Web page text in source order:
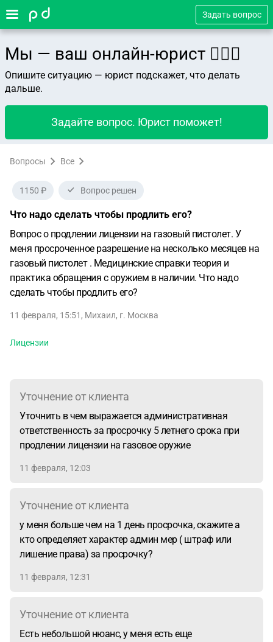
Задать вопрос
Мы — ваш онлайн-юрист 👨🏻‍⚖️
Опишите ситуацию — юрист подскажет, что делать
дальше.
Задайте вопрос. Юрист поможет!
Вопросы Все
1150 ₽ Вопрос решен
Что надо сделать чтобы продлить его?
Вопрос о продлении лицензии на газовый пистолет. У
меня просроченное разрешение на несколько месяцев на
газовый пистолет . Медицинские справки теория и
практика обращения с оружием в наличии. Что надо
сделать чтобы продлить его?
11 февраля, 15:51 , Михаил, г. Москва
Лицензии
Уточнение от клиента
Уточнить в чем выражается административная
ответственность за просрочку 5 летнего срока при
продлении лицензии на газовое оружие
11 февраля, 12:03
Уточнение от клиента
у меня больше чем на 1 день просрочка, скажите а
кто определяет характер админ мер ( штраф или
лишение права) за просрочку?
11 февраля, 12:31
Уточнение от клиента
Есть небольшой нюанс, у меня есть еще